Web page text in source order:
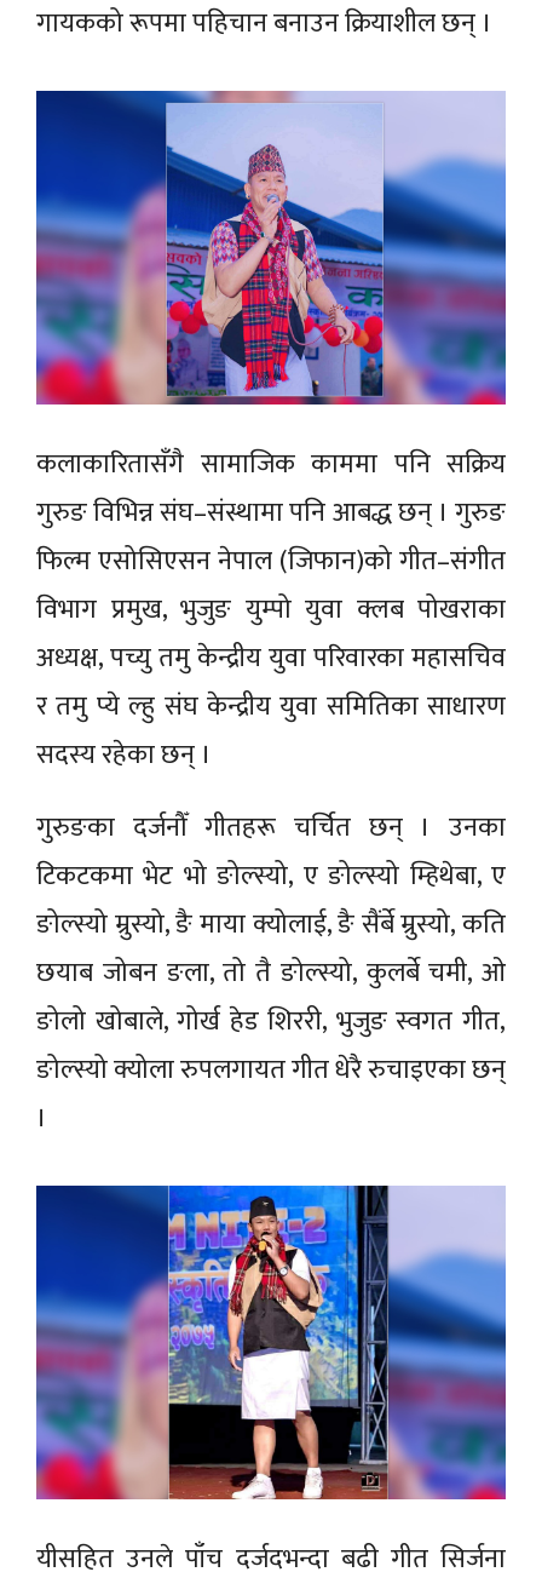
गायकको रूपमा पहिचान बनाउन क्रियाशील छन् ।
कलाकारितासँगै सामाजिक काममा पनि सक्रिय
गुरुङ विभिन्न संघ–संस्थामा पनि आबद्ध छन् । गुरुङ
फिल्म एसोसिएसन नेपाल (जिफान)को गीत–संगीत
विभाग प्रमुख, भुजुङ युम्पो युवा क्लब पोखराका
अध्यक्ष, पच्यु तमु केन्द्रीय युवा परिवारका महासचिव
र तमु प्ये ल्हु संघ केन्द्रीय युवा समितिका साधारण
सदस्य रहेका छन् ।
गुरुङका दर्जनौँ गीतहरू चर्चित छन् । उनका
टिकटकमा भेट भो ङोल्स्यो, ए ङोल्स्यो म्हिथेबा, ए
ङोल्स्यो म्रुस्यो, ङै माया क्योलाई, ङै सैंर्बे म्रुस्यो, कति
छयाब जोबन ङला, तो तै ङोल्स्यो, कुलर्बे चमी, ओ
ङोलो खोबाले, गोर्ख हेड शिररी, भुजुङ स्वगत गीत,
ङोल्स्यो क्योला रुपलगायत गीत धेरै रुचाइएका छन्
।
यीसहित उनले पाँच दर्जदभन्दा बढी गीत सिर्जना